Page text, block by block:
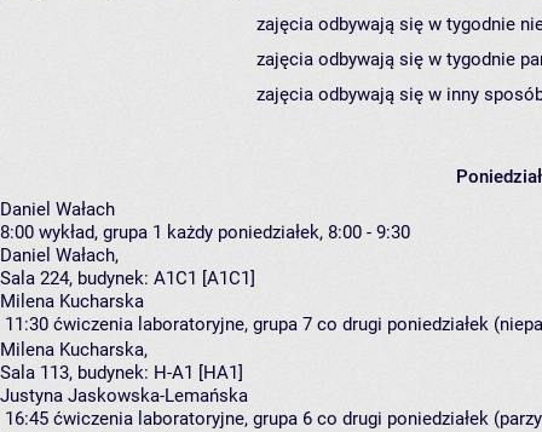
zajęcia odbywają się w tygodnie
zajęcia odbywają się w tygodnie
zajęcia odbywają się w inny
Daniel Wałach
8:00 wykład, grupa 1 każdy poniedziałek, 8:00 - 9:30
Daniel Wałach,
Sala 224, budynek: A1C1 [A1C1]
Milena Kucharska
11:30 ćwiczenia laboratoryjne, grupa 7 co drugi poniedziałek
Milena Kucharska,
Sala 113, budynek: H-A1 [HA1]
Justyna Jaskowska-Lemańska
16:45 ćwiczenia laboratoryjne, grupa 6 co drugi poniedziałek